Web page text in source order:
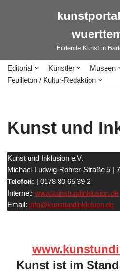
Bildende Kunst in
Editorial Künstler
Museen
Feuilleton / Kultur-Redaktion
Kunst und
Kunst und Inklusion e.V.
Michael-Ludwig-Rohrer-Straße 5 |
Telefon: | 0178 80 65 39 2
Internet: www.kunstundinklusion.de
Email: info@kunstundinklusion.de
Kunst ist im